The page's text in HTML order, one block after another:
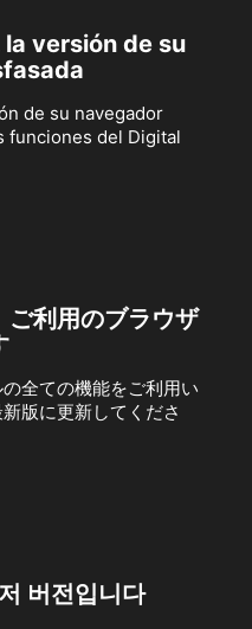
versión de su
de su navegador
funciones del Digital
ご利用のブラウザ
全ての機能をご利用い
版に更新してくださ
버전입니다